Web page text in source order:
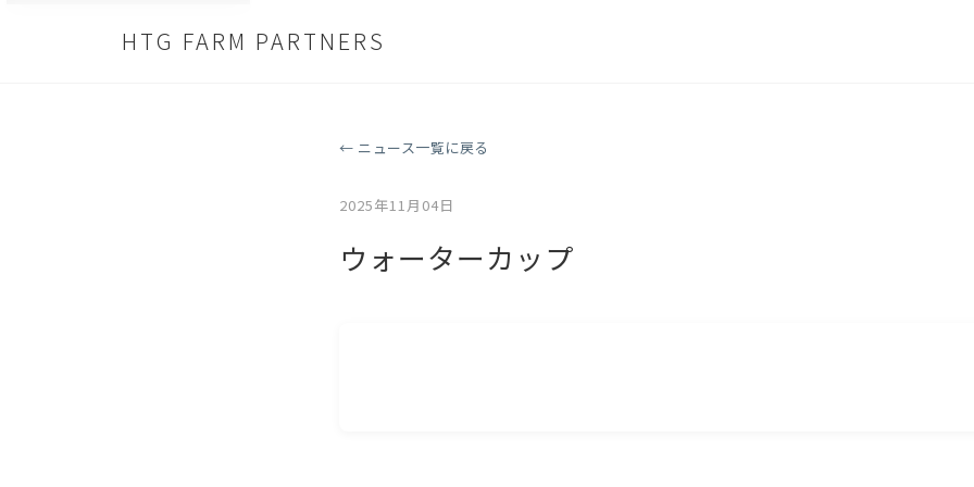
HTG FARM PARTNERS
← ニュース一覧に戻る
2025年11月04日
ウォーターカップ